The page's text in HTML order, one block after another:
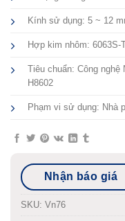
Kính sử dụng: 5 ~ 12
Hợp kim nhôm: 6063S-
Tiêu chuẩn: Công
H8602
Phạm vi sử dụng: Nhà
Nhận báo giá
SKU: Vn76